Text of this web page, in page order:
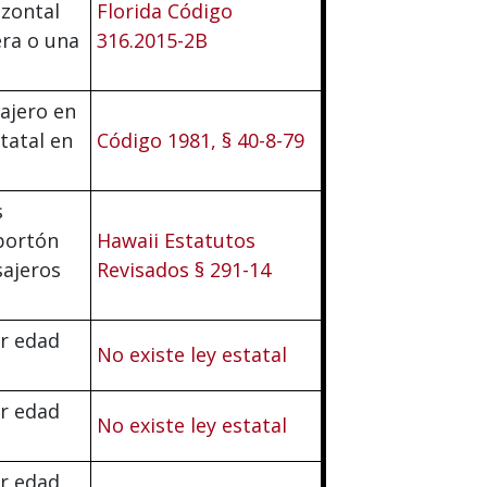
o una
Florida Código
316.2015-2B
en
en
Código 1981, § 40-8-79
Hawaii Estatutos
Revisados § 291-14
edad
No existe ley estatal
edad
No existe ley estatal
edad